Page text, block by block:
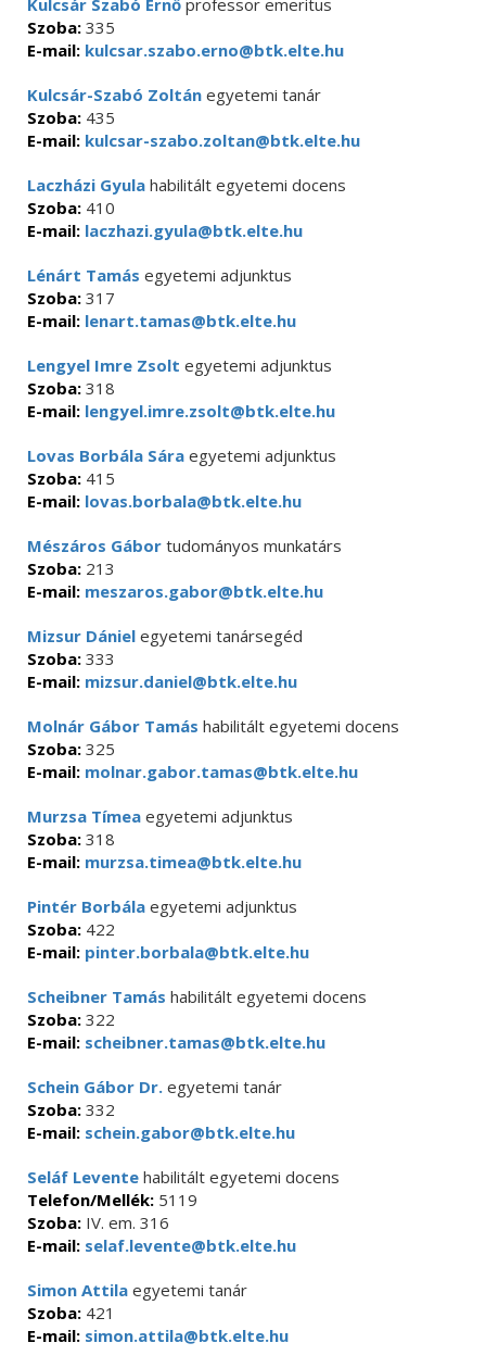
Kulcsár Szabó Ernő professor emeritus
Szoba: 335
E-mail: kulcsar.szabo.erno@btk.elte.hu
Kulcsár-Szabó Zoltán egyetemi tanár
Szoba: 435
E-mail: kulcsar-szabo.zoltan@btk.elte.hu
Laczházi Gyula habilitált egyetemi docens
Szoba: 410
E-mail: laczhazi.gyula@btk.elte.hu
Lénárt Tamás egyetemi adjunktus
Szoba: 317
E-mail: lenart.tamas@btk.elte.hu
Lengyel Imre Zsolt egyetemi adjunktus
Szoba: 318
E-mail: lengyel.imre.zsolt@btk.elte.hu
Lovas Borbála Sára egyetemi adjunktus
Szoba: 415
E-mail: lovas.borbala@btk.elte.hu
Mészáros Gábor tudományos munkatárs
Szoba: 213
E-mail: meszaros.gabor@btk.elte.hu
Mizsur Dániel egyetemi tanársegéd
Szoba: 333
E-mail: mizsur.daniel@btk.elte.hu
Molnár Gábor Tamás habilitált egyetemi docens
Szoba: 325
E-mail: molnar.gabor.tamas@btk.elte.hu
Murzsa Tímea egyetemi adjunktus
Szoba: 318
E-mail: murzsa.timea@btk.elte.hu
Pintér Borbála egyetemi adjunktus
Szoba: 422
E-mail: pinter.borbala@btk.elte.hu
Scheibner Tamás habilitált egyetemi docens
Szoba: 322
E-mail: scheibner.tamas@btk.elte.hu
Schein Gábor Dr. egyetemi tanár
Szoba: 332
E-mail: schein.gabor@btk.elte.hu
Seláf Levente habilitált egyetemi docens
Telefon/Mellék: 5119
Szoba: IV. em. 316
E-mail: selaf.levente@btk.elte.hu
Simon Attila egyetemi tanár
Szoba: 421
E-mail: simon.attila@btk.elte.hu